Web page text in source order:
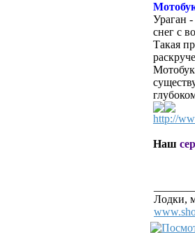
Ураган
снег с
Такая
http://
Наш
Лодки,